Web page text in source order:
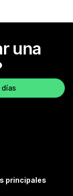
una
principales